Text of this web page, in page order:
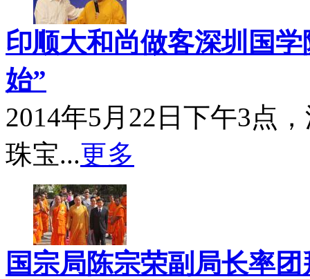
印顺大和尚做客深圳国
始”
2014年5月22日下午3点
珠宝...更多
国宗局陈宗荣副局长率